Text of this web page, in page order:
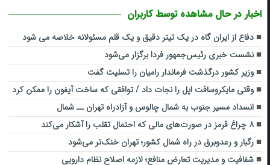
اخبار در حال مشاهده توسط کاربران
دفاع از ایران گاه در یک تیتر دقیق و یک قلم مسئولانه خلاصه می شود
نشست خبری رئیس‌جمهور فردا برگزار می‌شود
وزیر کشور درگذشت فرماندار رامیان را تسلیت گفت
وقتی مایکروسافت اپل را نجات داد / توافقی که ساخت آیفون را ممکن کرد
انسداد مسیر جنوب به شمال چالوس و آزادراه تهران ــ شمال
۸ چراغ قرمز در صورت‌های مالی که احتمال تقلب را آشکار می‌کند
رگبار و رعدوبرق در راه شمال کشور؛ تهران خنک‌تر می‌شود
شفافیت و مدیریت تعارض منافع؛ لازمه اصلاح نظام دارویی